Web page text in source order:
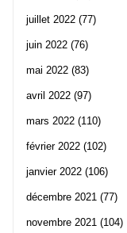
juillet 2022 (77)
juin 2022 (76)
mai 2022 (83)
avril 2022 (97)
mars 2022 (110)
février 2022 (102)
janvier 2022 (106)
décembre 2021 (77)
novembre 2021 (104)